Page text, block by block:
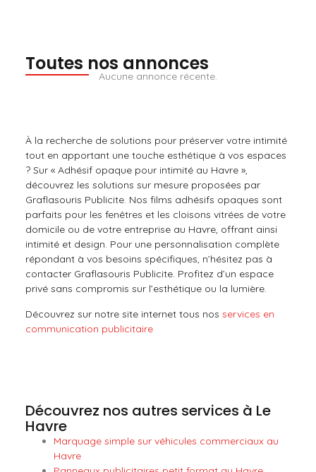
Toutes nos annonces
Aucune annonce récente.
À la recherche de solutions pour préserver votre intimité
tout en apportant une touche esthétique à vos espaces
? Sur « Adhésif opaque pour intimité au Havre »,
découvrez les solutions sur mesure proposées par
Graflasouris Publicite. Nos films adhésifs opaques sont
parfaits pour les fenêtres et les cloisons vitrées de votre
domicile ou de votre entreprise au Havre, offrant ainsi
intimité et design. Pour une personnalisation complète
répondant à vos besoins spécifiques, n’hésitez pas à
contacter Graflasouris Publicite. Profitez d’un espace
privé sans compromis sur l’esthétique ou la lumière.
Découvrez sur notre site internet tous nos services en
communication publicitaire
Découvrez nos autres services à Le
Havre
Marquage simple sur véhicules commerciaux au
Havre